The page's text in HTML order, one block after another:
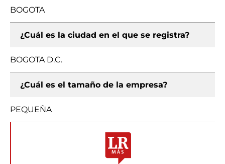
BOGOTA
¿Cuál es la ciudad en el que se registra?
BOGOTA D.C.
¿Cuál es el tamaño de la empresa?
PEQUEÑA